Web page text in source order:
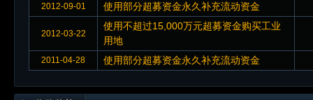
2012-09-01 使用部分超募资金永久补充流动资金
2012-03-22
使用不超过15,000万元超募资金购买工业
用地
2011-04-28 使用部分超募资金永久补充流动资金